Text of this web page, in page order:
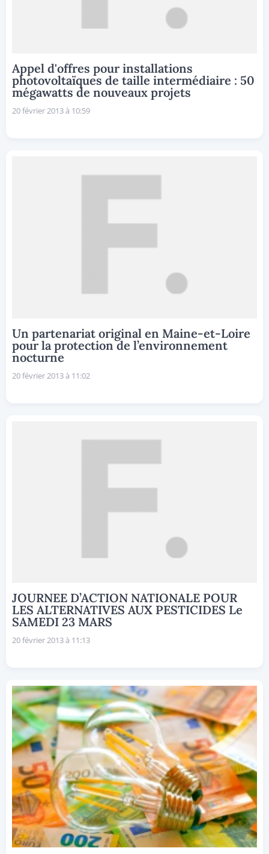
Appel d'offres pour installations
photovoltaïques de taille intermédiaire : 50
mégawatts de nouveaux projets
20 février 2013 à 10:59
Un partenariat original en Maine-et-Loire
pour la protection de l’environnement
nocturne
20 février 2013 à 11:02
JOURNEE D’ACTION NATIONALE POUR
LES ALTERNATIVES AUX PESTICIDES Le
SAMEDI 23 MARS
20 février 2013 à 11:13